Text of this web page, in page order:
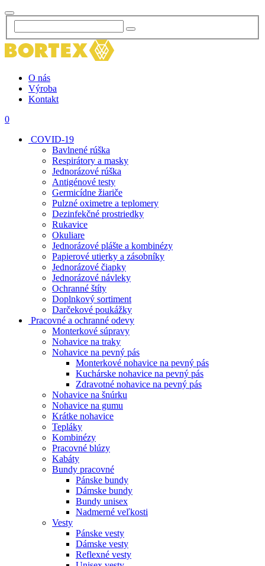
O nás
Výroba
Kontakt
0
COVID-19
Bavlnené rúška
Respirátory a masky
Jednorázové rúška
Antigénové testy
Germicídne žiariče
Pulzné oximetre a teplomery
Dezinfekčné prostriedky
Rukavice
Okuliare
Jednorázové plášte a kombinézy
Papierové utierky a zásobníky
Jednorázové čiapky
Jednorázové návleky
Ochranné štíty
Doplnkový sortiment
Darčekové poukážky
Pracovné a ochranné odevy
Monterkové súpravy
Nohavice na traky
Nohavice na pevný pás
Monterkové nohavice na pevný pás
Kuchárske nohavice na pevný pás
Zdravotné nohavice na pevný pás
Nohavice na šnúrku
Nohavice na gumu
Krátke nohavice
Tepláky
Kombinézy
Pracovné blúzy
Kabáty
Bundy pracovné
Pánske bundy
Dámske bundy
Bundy unisex
Nadmerné veľkosti
Vesty
Pánske vesty
Dámske vesty
Reflexné vesty